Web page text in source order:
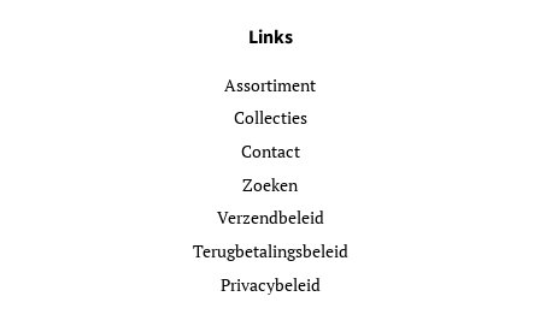
Links
Assortiment
Collecties
Contact
Zoeken
Verzendbeleid
Terugbetalingsbeleid
Privacybeleid